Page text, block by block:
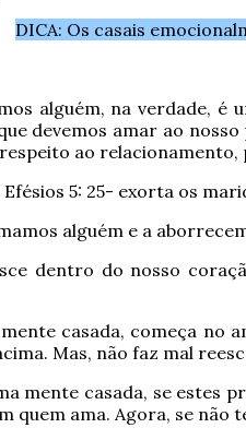
DICA: Os casais
alguém, na verdade,
devemos amar ao
ao
5: 25- exorta os
alguém e a
dentro do nosso
casada, começa no
Mas, não faz mal
mente casada, se estes
quem ama. Agora, se